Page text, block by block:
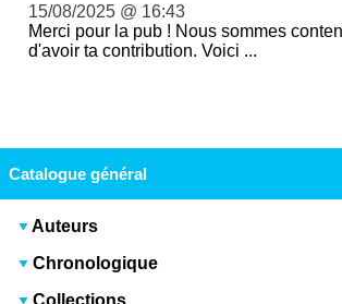
15/08/2025 @ 16:43
Merci pour la pub ! Nous sommes
d'avoir ta contribution. Voici ...
Catalogue général
Auteurs
Chronologique
Collections